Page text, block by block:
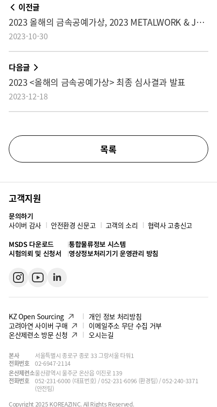
이전글
2023 올해의 금속공예가상, 2023 METALWORK & JEWELRY AWARD 수상자 공모
2023-10-30
다음글
2023 <올해의 금속공예가상> 최종 심사결과 발표
2023-12-18
목록
고객지원
문의하기
사이버 감사
안전환경 신문고 고객의 소리
협력사 고충신고
MSDS 다운로드
시험의뢰 및 신청서
통합물류정보 시스템
영상정보처리기기 운영관리 방침
KZ Open Sourcing
고려아연 사이버 구매
온산제련소 방문 신청
개인 정보 처리방침
이메일주소 무단 수집 거부
오시는길
본사
서울특별시 종로구 종로 33 그랑서울 타워1
전화번호
02-6947-2114
온산제련소울산광역시 울주군 온산읍 이진로 139
전화번호
052-231-6000 (대표번호) / 052-231-6096 (환경팀) / 052-240-3371
(안전팀)
Copyright 2025 KOREAZINC. All Rights Reserved.